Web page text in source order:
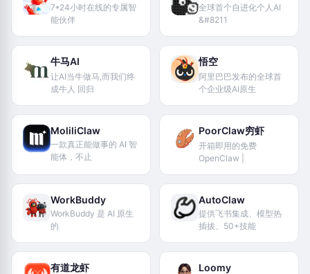
7*24小时在线的专属智
能伙伴
全球首个自进化个人AI
&#8211
牛马AI
让AI当牛做马,而我们终
成牛人 回归
悟空
阿里巴巴发布的全球首
个企业级AI原生
MoliliClaw
一款真正能做事的 AI 智
能体，不止
PoorClaw穷虾
开箱即用的免费
OpenClaw |
WorkBuddy
WorkBuddy 是 AI 原生
的
AutoClaw
提供飞书集成、模型热
插拔、50+技能
有道龙虾 Loomy